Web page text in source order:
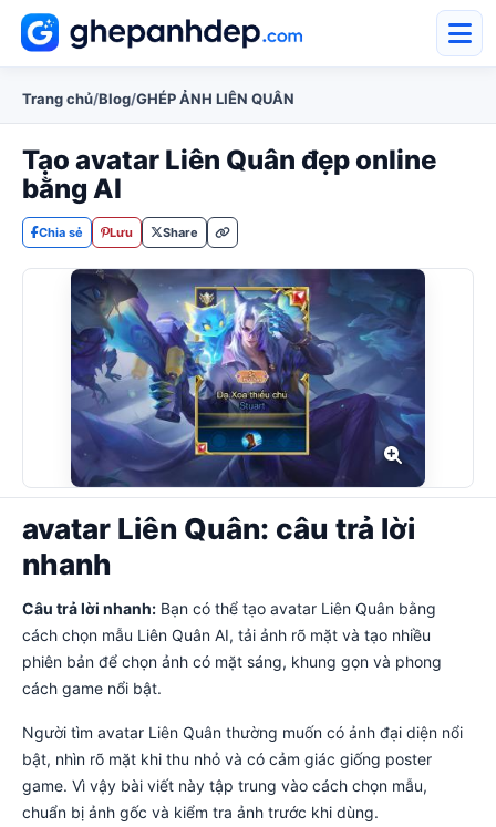
Trang chủ/Blog/GHÉP ẢNH LIÊN QUÂN
Tạo avatar Liên Quân đẹp online
bằng AI
Chia sẻ Lưu Share
avatar Liên Quân: câu trả lời
nhanh
Câu trả lời nhanh: Bạn có thể tạo avatar Liên Quân bằng
cách chọn mẫu Liên Quân AI, tải ảnh rõ mặt và tạo nhiều
phiên bản để chọn ảnh có mặt sáng, khung gọn và phong
cách game nổi bật.
Người tìm avatar Liên Quân thường muốn có ảnh đại diện nổi
bật, nhìn rõ mặt khi thu nhỏ và có cảm giác giống poster
game. Vì vậy bài viết này tập trung vào cách chọn mẫu,
chuẩn bị ảnh gốc và kiểm tra ảnh trước khi dùng.